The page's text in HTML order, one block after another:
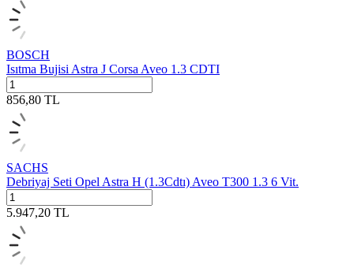
BOSCH
Isıtma Bujisi Astra J Corsa Aveo 1.3 CDTI
856,80 TL
SACHS
Debriyaj Seti Opel Astra H (1.3Cdtı) Aveo T300 1.3 6 Vit.
5.947,20 TL